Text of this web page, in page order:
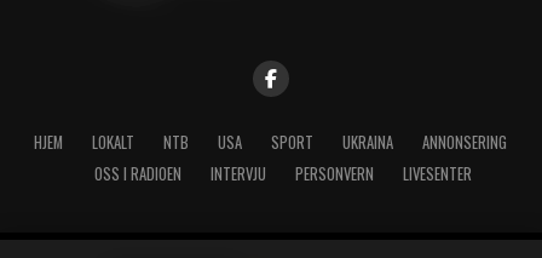
HJEM LOKALT NTB USA SPORT UKRAINA
ANNONSERING
OSS I RADIOEN
INTERVJU PERSONVERN LIVESENTER